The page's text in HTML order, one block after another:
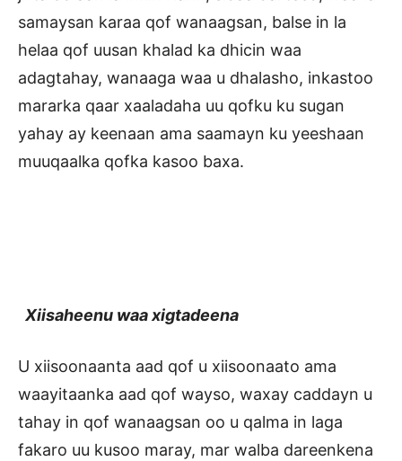
samaysan karaa qof wanaagsan, balse in la
helaa qof uusan khalad ka dhicin waa
adagtahay, wanaaga waa u dhalasho, inkastoo
mararka qaar xaaladaha uu qofku ku sugan
yahay ay keenaan ama saamayn ku yeeshaan
muuqaalka qofka kasoo baxa.
Xiisaheenu waa xigtadeena
U xiisoonaanta aad qof u xiisoonaato ama
waayitaanka aad qof wayso, waxay caddayn u
tahay in qof wanaagsan oo u qalma in laga
fakaro uu kusoo maray, mar walba dareenkena